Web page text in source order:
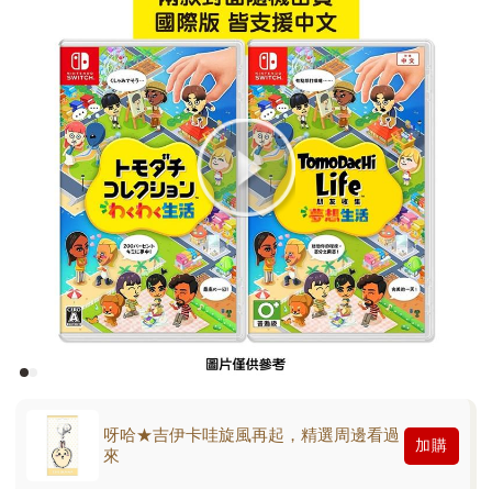
呀哈★吉伊卡哇旋風再起，精選周邊看過
來
加購